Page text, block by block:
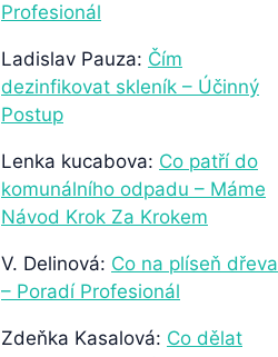
Profesionál
Ladislav Pauza: Čím
dezinfikovat skleník – Účinný
Postup
Lenka kucabova: Co patří do
komunálního odpadu – Máme
Návod Krok Za Krokem
V. Delinová: Co na plíseň dřeva
– Poradí Profesionál
Zdeňka Kasalová: Co dělat